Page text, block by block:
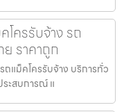
โครรับจ้าง รถ
ย ราคาถูก
ถแม็คโครรับจ้าง บริการทั่ว
ะสบการณ์ แ